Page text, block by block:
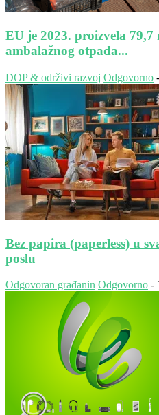
EU je 2023. proizvela
ambalažnog otpada...
DOP & održivi razvoj Odgovorno -
Bez papira (paperless) u
poslu
Odgovoran građanin Odgovorno -